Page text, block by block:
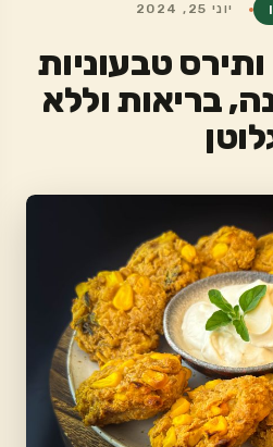
יוני 25, 2024
טבעוניות
בריאות וללא